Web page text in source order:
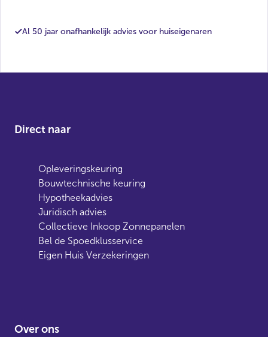
Al 50 jaar onafhankelijk advies voor huiseigenaren
Direct naar
Opleveringskeuring
Bouwtechnische keuring
Hypotheekadvies
Juridisch advies
Collectieve Inkoop Zonnepanelen
Bel de Spoedklusservice
Eigen Huis Verzekeringen
Over ons